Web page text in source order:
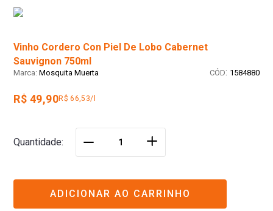
Vinho Cordero Con Piel De Lobo Cabernet
Sauvignon 750ml
Mosquita Muerta : 1584880
R$ 49,90R$ 66,53/l
Quantidade ＋
ADICIONAR AO CARRINHO